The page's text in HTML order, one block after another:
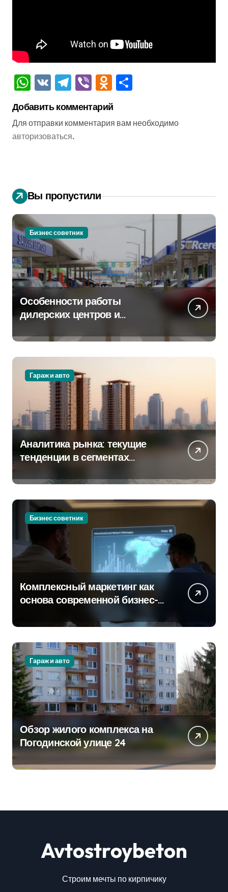
WhatsApp
VK Telegram
ViberOdnoklassniki
Добавить комментарий
Для отправки комментария вам необходимо
авторизоваться.
Вы пропустили
Бизнес советник
Особенности работы
дилерских центров и
крупных проспектах
Гараж и авто
Аналитика рынка: текущие
тенденции в сегментах
Бизнес советник
Комплексный маркетинг как
основа современной бизнес-
Гараж и авто
Обзор жилого комплекса на
Погодинской улице 24
Avtostroybeton
Строим мечты по кирпичику